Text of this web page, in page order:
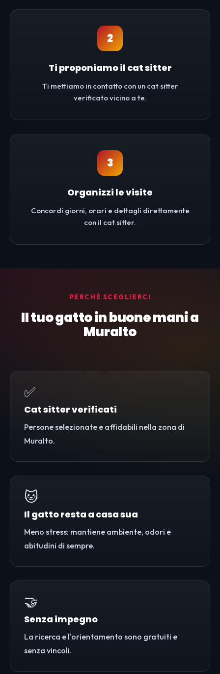
2
Ti proponiamo il cat sitter
Ti mettiamo in contatto con un cat sitter
verificato vicino a te.
3
Organizzi le visite
Concordi giorni, orari e dettagli direttamente
con il cat sitter.
PERCHÉ SCEGLIERCI
Il tuo gatto in buone mani a
Muralto
✅
Cat sitter verificati
Persone selezionate e affidabili nella zona di
Muralto.
🐱
Il gatto resta a casa sua
Meno stress: mantiene ambiente, odori e
abitudini di sempre.
🤝
Senza impegno
La ricerca e l'orientamento sono gratuiti e
senza vincoli.